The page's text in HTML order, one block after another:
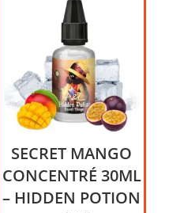
SECRET MANGO
CONCENTRÉ 30ML
– HIDDEN POTION